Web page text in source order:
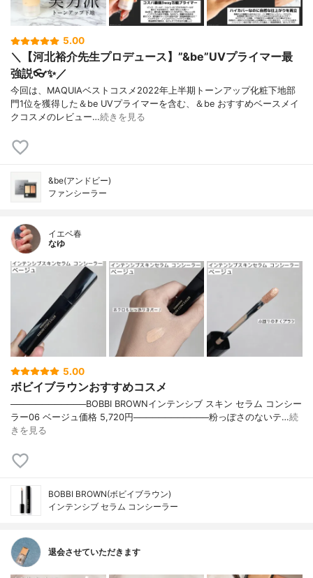
5.00
＼【河北裕介先生プロデュース】”&be”UVプライマー最
強説👓✨／
今回は、MAQUIAベストコスメ2022年上半期トーンアップ化粧下地部
門1位を獲得した＆be UVプライマーを含む、＆be おすすめベースメイ
クコスメのレビュー…続きを見る
&be(アンドビー)
ファンシーラー
イエベ春
なゆ
5.00
ボビイブラウンおすすめコスメ
────────────BOBBI BROWNインテンシブ スキン セラム コンシー
ラー06 ベージュ価格 5,720円────────────粉っぽさのないテ…続
きを見る
BOBBI BROWN(ボビイブラウン)
インテンシブ セラム コンシーラー
退会させていただきます